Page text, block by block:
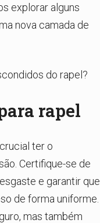
explorar alguns
nova camada de
do rapel?
rapel
ter o
Certifique-se de
e garantir que
de forma uniforme.
mas também